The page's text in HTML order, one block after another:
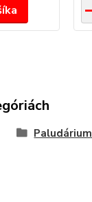
Paludárium